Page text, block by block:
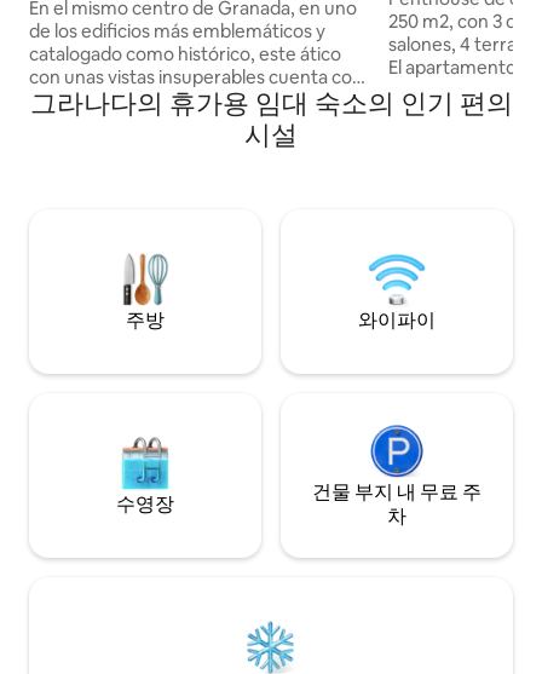
En el mismo centro de Granada, en uno
de los edificios más emblemáticos y
catalogado como histórico, este ático
con unas vistas insuperables cuenta con
un amplio y elegante espacio donde
poder relajarte después de una intensa
increíbles vistas a Granada y El Realejo.
Todo ventanales y con el techo de
madera abuhardillado, la luz entra a
raudales, creando un espacio único en el
confortable, dispone de un amplio
totalmente equipada con frigorífico,
congelador, microondas, cocina
eléctrica, tostador, hervidor eléctrico,
cafetera eléctrica, utensilios de cocina,
acristalada con vistas a Granada y
muy agradable independiente del salón.
En este apartamento encontramos dos
250 m2, con 3
salones, 4
El apartamento
Alhambra, a la
Cocina muy
madera. Los
un gran sentido
espacio. El salón
de ventanas de
un amplio sofá,
sillas. Vistas
Alhambra y la
estar adicional en
2 sofás-cama y
con una gran
personas y está
그라나다의 휴가용 임대 숙소의 인기 편의
시설
주방 와이파이
수영장
건물 부지 내 무료 주
차